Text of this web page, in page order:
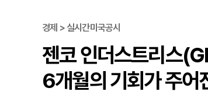
경제 > 실시간미국공시
젠코 인더스트리스
6개월의 기회가 주어